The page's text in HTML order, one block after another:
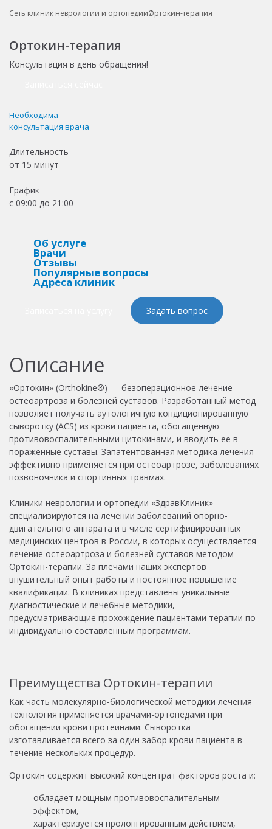
Сеть клиник неврологии и ортопедииОртокин-терапия
Ортокин-терапия
Консультация в день обращения!
Необходима
консультация врача
Длительность
от 15 минут
График
с 09:00 до 21:00
Об услуге
Врачи
Отзывы
Популярные вопросы
Адреса клиник
Задать вопрос
Описание
«Ортокин» (Orthokine®) — безоперационное лечение
остеоартроза и болезней суставов. Разработанный метод
позволяет получать аутологичную кондиционированную
сыворотку (ACS) из крови пациента, обогащенную
противовоспалительными цитокинами, и вводить ее в
пораженные суставы. Запатентованная методика лечения
эффективно применяется при остеоартрозе, заболеваниях
позвоночника и спортивных травмах.
Клиники неврологии и ортопедии «ЗдравКлиник»
специализируются на лечении заболеваний опорно-
двигательного аппарата и в числе сертифицированных
медицинских центров в России, в которых осуществляется
лечение остеоартроза и болезней суставов методом
Ортокин-терапии. За плечами наших экспертов
внушительный опыт работы и постоянное повышение
квалификации. В клиниках представлены уникальные
диагностические и лечебные методики,
предусматривающие прохождение пациентами терапии по
индивидуально составленным программам.
Преимущества Ортокин-терапии
Как часть молекулярно-биологической методики лечения
технология применяется врачами-ортопедами при
обогащении крови протеинами. Сыворотка
изготавливается всего за один забор крови пациента в
течение нескольких процедур.
Ортокин содержит высокий концентрат факторов роста и:
обладает мощным противовоспалительным
эффектом,
характеризуется пролонгированным действием,